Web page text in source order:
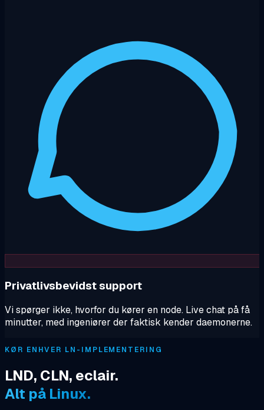
Privatlivsbevidst support
Vi spørger ikke, hvorfor du kører en node. Live chat på få
minutter, med ingeniører der faktisk kender daemonerne.
KØR ENHVER LN-IMPLEMENTERING
LND, CLN, eclair.
Alt på Linux.